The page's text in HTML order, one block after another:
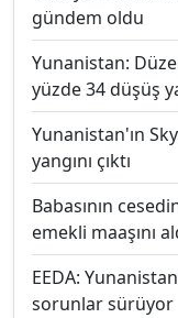
gündem oldu
Yunanistan:
yüzde 34 düşüş
Yunanistan'ın
yangını çıktı
Babasının
emekli maaşını
EEDA:
sorunlar sürüyor